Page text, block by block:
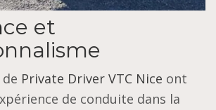
et
Private Driver VTC Nice ont
de conduite dans la